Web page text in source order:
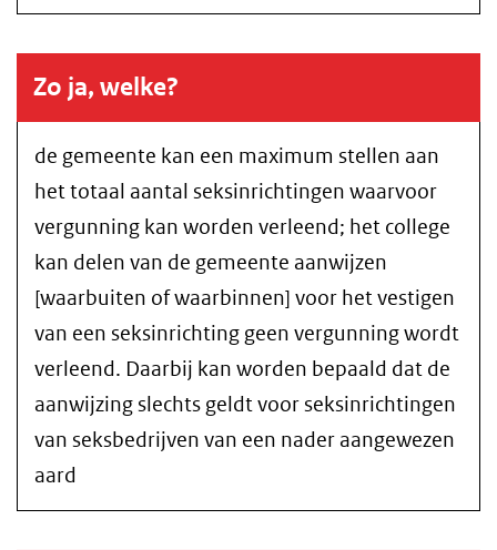
Zo ja, welke?
de gemeente kan een maximum stellen aan
het totaal aantal seksinrichtingen waarvoor
vergunning kan worden verleend; het college
kan delen van de gemeente aanwijzen
[waarbuiten of waarbinnen] voor het vestigen
van een seksinrichting geen vergunning wordt
verleend. Daarbij kan worden bepaald dat de
aanwijzing slechts geldt voor seksinrichtingen
van seksbedrijven van een nader aangewezen
aard